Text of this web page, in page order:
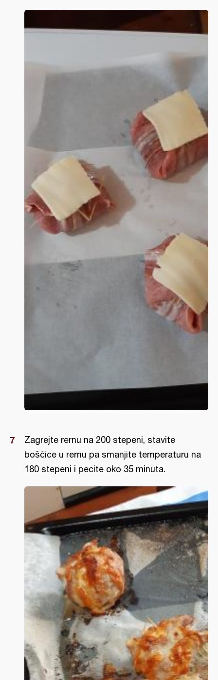
Zagrejte rernu na 200 stepeni, stavite
boščice u rernu pa smanjite temperaturu na
180 stepeni i pecite oko 35 minuta.